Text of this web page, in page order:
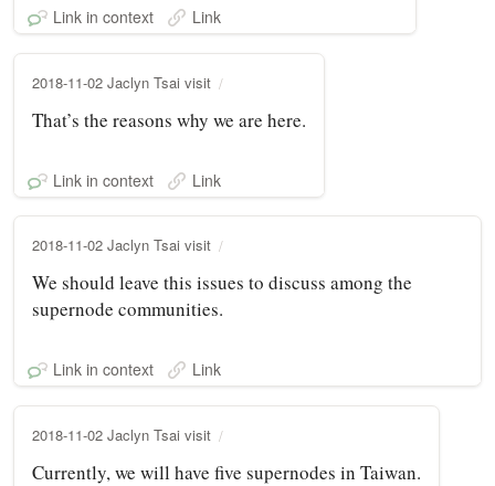
Link in context Link
2018-11-02 Jaclyn Tsai visit
That’s the reasons why we are here.
Link in context Link
2018-11-02 Jaclyn Tsai visit
We should leave this issues to discuss among the
supernode communities.
Link in context Link
2018-11-02 Jaclyn Tsai visit
Currently, we will have five supernodes in Taiwan.